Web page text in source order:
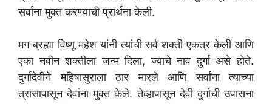
सर्वाना मुक्त करण्याची प्रार्थना केली.
मग ब्रह्मा विष्णू महेश यांनी त्यांची सर्व शक्ती एकत्र केली आणि
एका नवीन शक्तीला जन्म दिला, ज्याचे नाव दुर्गा असे होते.
दुर्गादेवीने महिषासुराला ठार मारले आणि सर्वांना त्याच्या
त्रासापासून देवांना मुक्त केले. तेव्हापासून देवी दुर्गाची उपासना